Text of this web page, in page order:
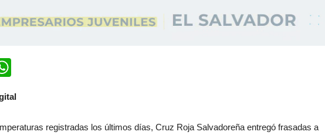
registradas los últimos días, Cruz Roja Salvadoreña entregó frasadas a